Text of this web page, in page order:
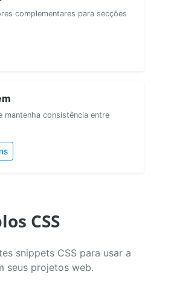
complementares para secções
mantenha consistência entre
CSS
snippets CSS para usar a
seus projetos web.